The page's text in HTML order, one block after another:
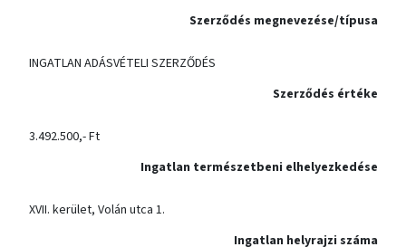
Szerződés megnevezése/típusa
INGATLAN ADÁSVÉTELI SZERZŐDÉS
Szerződés értéke
3.492.500,- Ft
Ingatlan természetbeni elhelyezkedése
XVII. kerület, Volán utca 1.
Ingatlan helyrajzi száma